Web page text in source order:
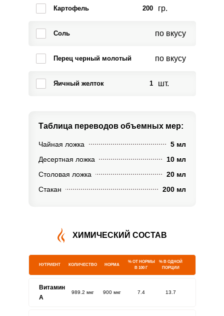
Картофель 200 гр.
Соль по вкусу
Перец черный молотый по вкусу
Яичный желток 1 шт.
Таблица переводов объемных мер:
Чайная ложка
5 мл
Десертная ложка
10 мл
Столовая ложка
20 мл
Стакан
200 мл
ХИМИЧЕСКИЙ СОСТАВ
НУТРИЕНТ КОЛИЧЕСТВО НОРМА
% ОТ НОРМЫ
В 100 Г
% В ОДНОЙ
ПОРЦИИ
Витамин
A
989.2 мкг 900 мкг 7.4 13.7